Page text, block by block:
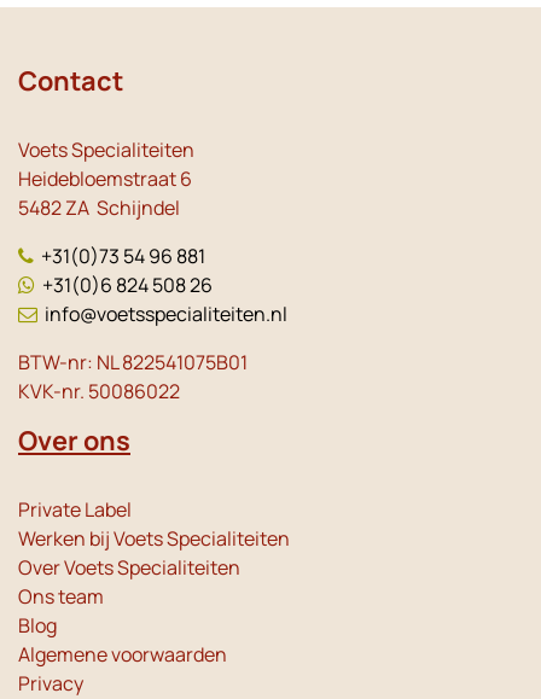
Contact
Voets Specialiteiten
Heidebloemstraat 6
5482 ZA Schijndel
+31(0)73 54 96 881
+31(0)6 824 508 26
info@voetsspecialiteiten.nl
BTW-nr: NL 822541075B01
KVK-nr. 50086022
Over ons
Private Label
Werken bij Voets Specialiteiten
Over Voets Specialiteiten
Ons team
Blog
Algemene voorwaarden
Privacy